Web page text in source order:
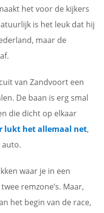
het voor de kijkers
is het leuk dat hij
maar de
van Zandvoort een
De baan is erg smal
die dicht op elkaar
lukt het allemaal net,
auto.
waar je in een
remzone’s. Maar,
het begin van de race,